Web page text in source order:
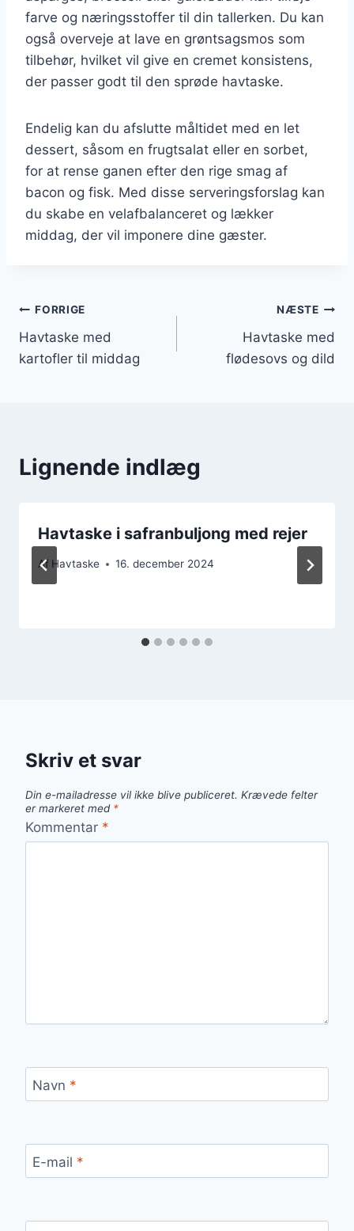
farve og næringsstoffer til din tallerken. Du kan
også overveje at lave en grøntsagsmos som
tilbehør, hvilket vil give en cremet konsistens,
der passer godt til den sprøde havtaske.
Endelig kan du afslutte måltidet med en let
dessert, såsom en frugtsalat eller en sorbet,
for at rense ganen efter den rige smag af
bacon og fisk. Med disse serveringsforslag kan
du skabe en velafbalanceret og lækker
middag, der vil imponere dine gæster.
Indlægsnavigation
FORRIGE
Havtaske med
kartofler til middag
NÆSTE
Havtaske med
flødesovs og dild
Lignende indlæg
Havtaske i safranbuljong med rejer
Af Havtaske 16. december 2024
Skriv et svar
Din e-mailadresse vil ikke blive publiceret. Krævede felter
er markeret med *
Kommentar *
Navn *
E-mail *